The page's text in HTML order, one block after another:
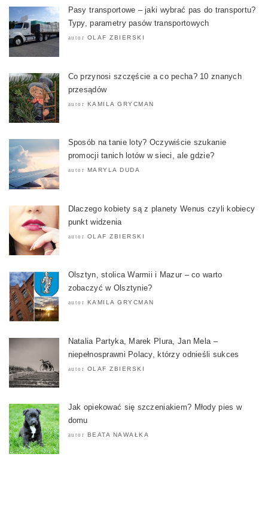
Pasy transportowe – jaki wybrać pas do transportu?
Typy, parametry pasów transportowych
autor OLAF ZBIERSKI
Co przynosi szczęście a co pecha? 10 znanych
przesądów
autor KAMILA GRYCMAN
Sposób na tanie loty? Oczywiście szukanie
promocji tanich lotów w sieci, ale gdzie?
autor MARYLA DUDA
Dlaczego kobiety są z planety Wenus czyli kobiecy
punkt widzenia
autor OLAF ZBIERSKI
Olsztyn, stolica Warmii i Mazur – co warto
zobaczyć w Olsztynie?
autor KAMILA GRYCMAN
Natalia Partyka, Marek Plura, Jan Mela –
niepełnosprawni Polacy, którzy odnieśli sukces
autor OLAF ZBIERSKI
Jak opiekować się szczeniakiem? Młody pies w
domu
autor BEATA NAWAŁKA